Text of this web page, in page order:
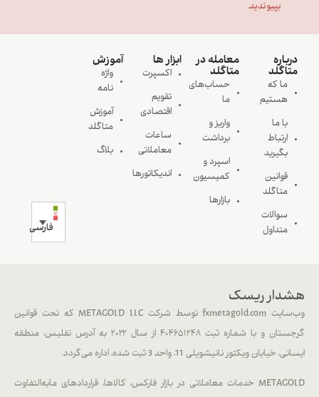
بپیوندید.
درباره
متاگلد
ما که
هستیم
با ما
ارتباط
بگیرید
قوانین
متاگلد
سوالات
متداول
معامله در
متاگلد
حساب‌های
ما
واریز و
برداشت
اسپرد و
کمیسیون
بازارها
ابزار ها
اکسپرت
تقویم
اقتصادی
ساعات
معاملاتی
اندیکاتورها
آموزش
واژه
نامه
آموزش
متاگلد
بلاگ
فارسی
هشدار ریسک
وب‌سایت fxmetagold.com توسط شرکت METAGOLD LLC که تحت قوانین
گرجستان و با شماره ثبت ۴۰۴۶۵۱۲۴۸ از سال ۲۰۲۲ به آدرس تفلیس، منطقه
ایسانی، خیابان ویکتور نانیشویلی 11، واحد 3 ثبت شده، اداره می‌گردد.
METAGOLD خدمات معاملاتی در بازار فارکس، کالاها، قراردادهای مابه‌التفاوت